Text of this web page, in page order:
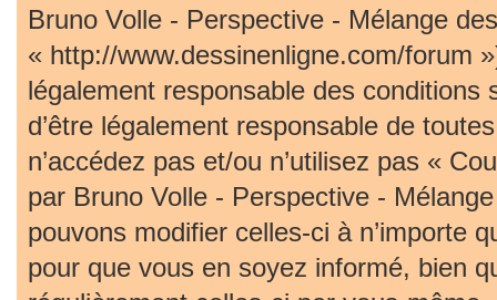
Bruno Volle - Perspective - Mélange
« http://www.dessinenligne.com/forum
légalement responsable des conditions
d’être légalement responsable de
n’accédez pas et/ou n’utilisez pas «
par Bruno Volle - Perspective -
pouvons modifier celles-ci à n’importe
pour que vous en soyez informé, bien